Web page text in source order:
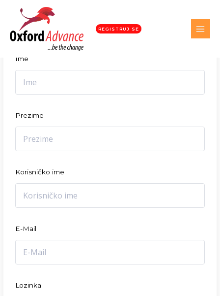
REGISTRUJ SE
Student registracija
Ime
Prezime
Korisničko ime
E-Mail
Lozinka